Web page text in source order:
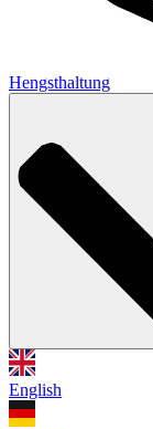
Hengsthaltung
English